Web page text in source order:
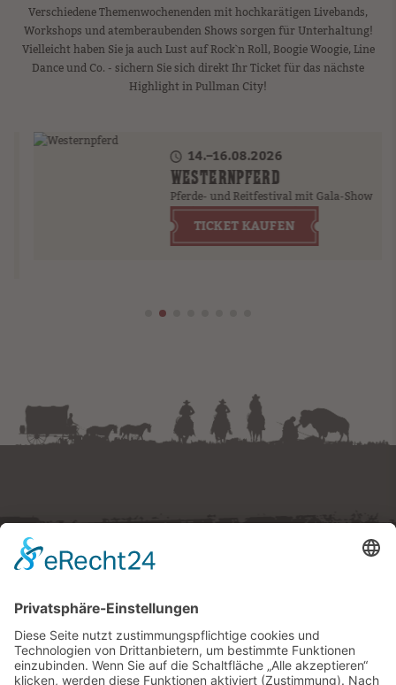
Verschiedene Themenwochenenden mit hochkarätigen Livebands,
Workshops und atemberaubenden Shows sorgen für Unterhaltung!
Vielleicht haben Sie ja auch Lust auf Rock`n Roll, Boogie Woogie, Line
Dance und Co. - sichern Sie sich direkt Ihr Ticket für das nächste
Highlight in Pullman City!
14.–16.08.2026
WESTERNPFERD
Pferde- und Reitfestival mit Gala-Show
TICKET KAUFEN
Westernstadt Pullman City
E-Mail:tickets@pullmancity.de
© Freizeitpark Pullman City